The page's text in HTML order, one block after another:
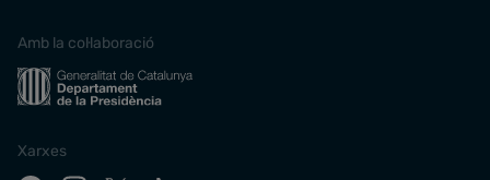
Amb la col·laboració
Xarxes